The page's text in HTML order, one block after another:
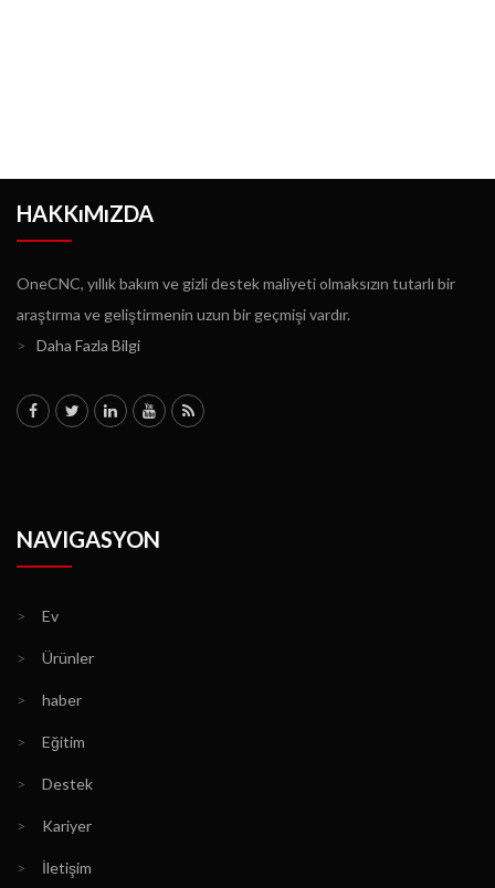
HAKKıMıZDA
OneCNC, yıllık bakım ve gizli destek maliyeti olmaksızın tutarlı bir
araştırma ve geliştirmenin uzun bir geçmişi vardır.
>
Daha Fazla Bilgi
NAVIGASYON
> Ev
> Ürünler
> haber
> Eğitim
> Destek
> Kariyer
> İletişim